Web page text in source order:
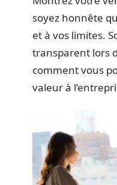
soyez honnête
et à vos limites.
transparent lors
comment vous
valeur à